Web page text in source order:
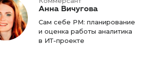
Анна Вичугова
Сам себе PM: планирование
и оценка работы аналитика
в ИТ-проекте